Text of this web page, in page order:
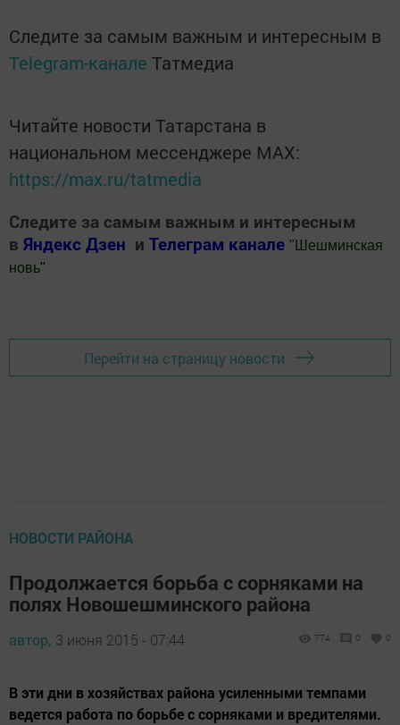
Следите за самым важным и интересным в
Telegram-канале Татмедиа
Читайте новости Татарстана в
национальном мессенджере MАХ:
https://max.ru/tatmedia
Следите за самым важным и интересным
в Яндекс Дзен и Телеграм канале " Шешминская
новь"
Перейти на страницу новости
НОВОСТИ РАЙОНА
Продолжается борьба с сорняками на
полях Новошешминского района
автор, 3 июня 2015 - 07:44 774 0 0
В эти дни в хозяйствах района усиленными темпами
ведется работа по борьбе с сорняками и вредителями.